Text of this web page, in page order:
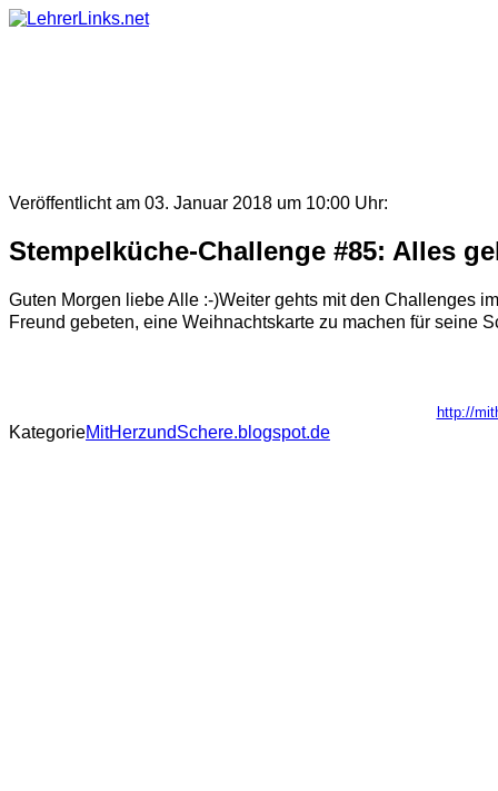
Skip
Veröffentlicht am 03. Januar 2018 um 10:00 Uhr:
Stempelküche-Challenge #85: Alles
Guten Morgen liebe Alle :-)Weiter gehts mit den Challenges
Freund gebeten, eine Weihnachtskarte zu machen für seine
http://
KategorieMitHerzundSchere.blogspot.de